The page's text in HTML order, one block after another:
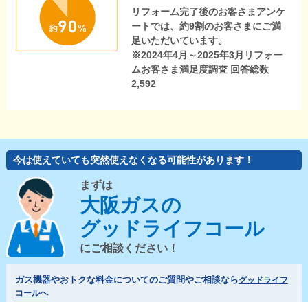
リフォーム完了後のお客さまアンケ
ートでは、約9割のお客さまにご満
足いただいています。
※2024年4月～2025年3月リフォー
ムお客さま満足度調査 回答総数
2,592
今は使えていても突然使えなくなる可能性があります！
まずは
大阪ガスの
グッドライフコール
にご相談ください！
ガス機器やおトクな料金についてのご質問やご相談ならグッドライフ
コールへ